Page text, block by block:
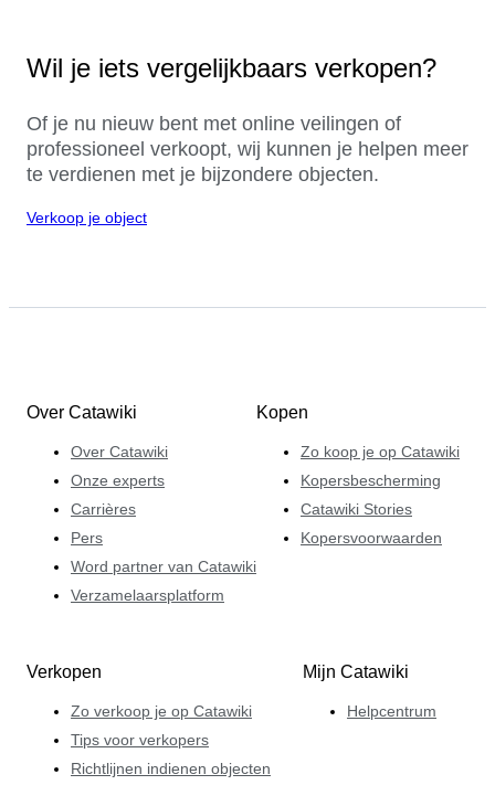
Wil je iets vergelijkbaars verkopen?
Of je nu nieuw bent met online veilingen of
professioneel verkoopt, wij kunnen je helpen meer
te verdienen met je bijzondere objecten.
Verkoop je object
Over Catawiki
Over Catawiki
Onze experts
Carrières
Pers
Word partner van Catawiki
Verzamelaarsplatform
Kopen
Zo koop je op Catawiki
Kopersbescherming
Catawiki Stories
Kopersvoorwaarden
Verkopen
Zo verkoop je op Catawiki
Tips voor verkopers
Richtlijnen indienen objecten
Mijn Catawiki
Helpcentrum